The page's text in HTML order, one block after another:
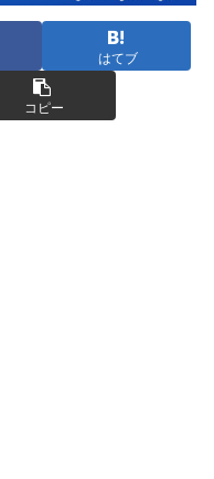
はてブ
コピー